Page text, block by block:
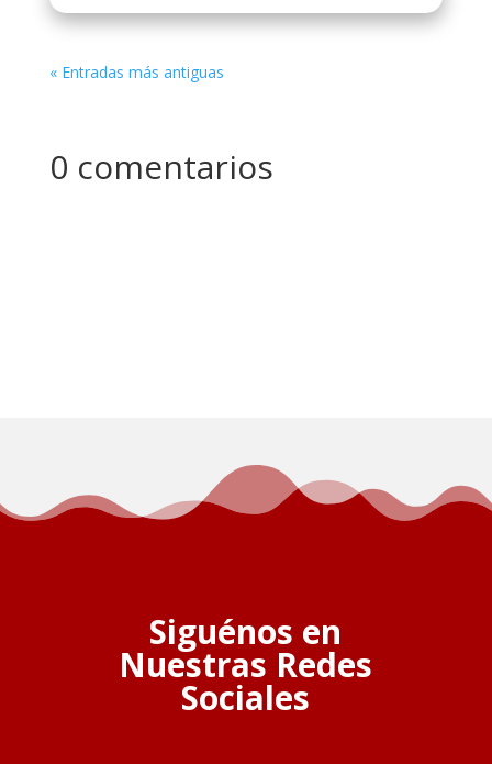
« Entradas más antiguas
0 comentarios
Siguénos en
Nuestras Redes
Sociales